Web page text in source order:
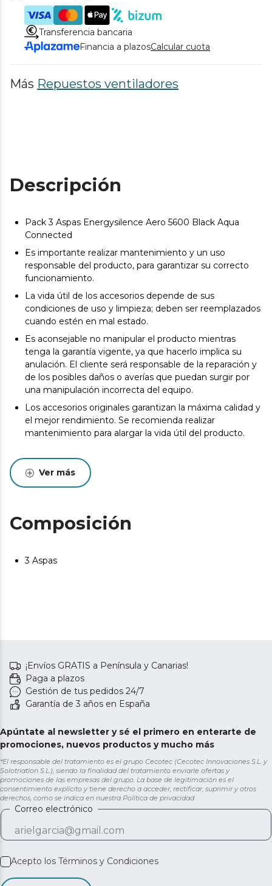
Transferencia bancaria
Financia a plazosCalcular cuota
Más Repuestos ventiladores
Descripción
Pack 3 Aspas Energysilence Aero 5600 Black Aqua
Connected
Es importante realizar mantenimiento y un uso
responsable del producto, para garantizar su correcto
funcionamiento.
La vida útil de los accesorios depende de sus
condiciones de uso y limpieza; deben ser reemplazados
cuando estén en mal estado.
Es aconsejable no manipular el producto mientras
tenga la garantía vigente, ya que hacerlo implica su
anulación. El cliente será responsable de la reparación y
de los posibles daños o averías que puedan surgir por
una manipulación incorrecta del equipo.
Los accesorios originales garantizan la máxima calidad y
el mejor rendimiento. Se recomienda realizar
mantenimiento para alargar la vida útil del producto.
Ver más
Composición
3 Aspas
¡Envíos GRATIS a Península y Canarias!
Paga a plazos
Gestión de tus pedidos 24/7
Garantía de 3 años en España
Apúntate al newsletter y sé el primero en enterarte de
promociones, nuevos productos y mucho más
*El responsable del tratamiento es el grupo Cecotec (Cecotec Innovaciones S.L. y
Solotriatlon S.L.), siendo la finalidad del tratamiento enviarle ofertas y
promociones de las empresas del grupo. La base de legitimación es el
consentimiento explícito y tiene derecho a acceder, rectificar, suprimir y otros
derechos, como se indica en nuestra Política de privacidad
Correo electrónico
Acepto los Términos y Condiciones